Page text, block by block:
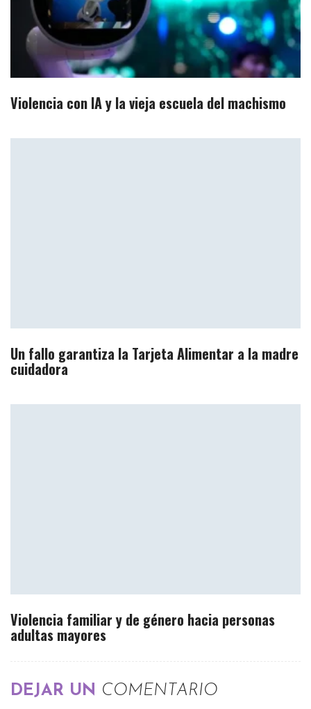
Violencia con IA y la vieja escuela del machismo
Un fallo garantiza la Tarjeta Alimentar a la madre
cuidadora
Violencia familiar y de género hacia personas
adultas mayores
DEJAR UN COMENTARIO